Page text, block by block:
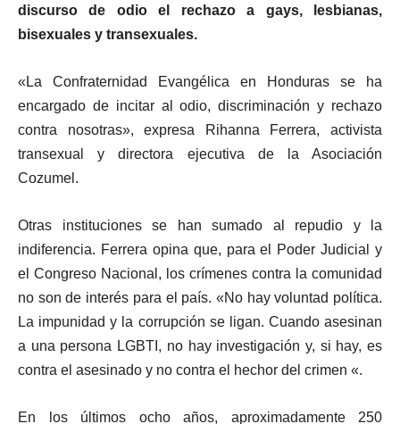
discurso de odio el rechazo a gays, lesbianas,
bisexuales y transexuales.
«La Confraternidad Evangélica en Honduras se ha
encargado de incitar al odio, discriminación y rechazo
contra nosotras», expresa Rihanna Ferrera, activista
transexual y directora ejecutiva de la Asociación
Cozumel.
Otras instituciones se han sumado al repudio y la
indiferencia. Ferrera opina que, para el Poder Judicial y
el Congreso Nacional, los crímenes contra la comunidad
no son de interés para el país. «No hay voluntad política.
La impunidad y la corrupción se ligan. Cuando asesinan
a una persona LGBTI, no hay investigación y, si hay, es
contra el asesinado y no contra el hechor del crimen «.
En los últimos ocho años, aproximadamente 250